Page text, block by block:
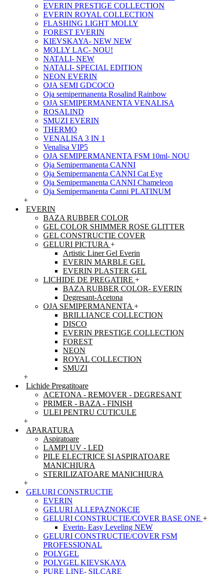
EVERIN PRESTIGE COLLECTION
EVERIN ROYAL COLLECTION
FLASHING LIGHT MOLLY
FOREST EVERIN
KIEVSKAYA- NEW NEW
MOLLY LAC- NOU!
NATALI- NEW
NATALI- SPECIAL EDITION
NEON EVERIN
OJA SEMI GDCOCO
Oja semipermanenta Rosalind Rainbow
OJA SEMIPERMANENTA VENALISA
ROSALIND
SMUZI EVERIN
THERMO
VENALISA 3 IN 1
Venalisa VIP5
OJA SEMIPERMANENTA FSM 10ml- NOU
Oja Semipermanenta CANNI
Oja Semipermanenta CANNI Cat Eye
Oja Semipermanenta CANNI Chameleon
Oja Semipermanenta Canni PLATINUM
+
EVERIN
BAZA RUBBER COLOR
GEL COLOR SHIMMER ROSE GLITTER
GEL CONSTRUCTIE COVER
GELURI PICTURA +
Artistic Liner Gel Everin
EVERIN MARBLE GEL
EVERIN PLASTER GEL
LICHIDE DE PREGATIRE +
BAZA RUBBER COLOR- EVERIN
Degresant-Acetona
OJA SEMIPERMANENTA +
BRILLIANCE COLLECTION
DISCO
EVERIN PRESTIGE COLLECTION
FOREST
NEON
ROYAL COLLECTION
SMUZI
+
Lichide Pregatitoare
ACETONA - REMOVER - DEGRESANT
PRIMER - BAZA - FINISH
ULEI PENTRU CUTICULE
+
APARATURA
Aspiratoare
LAMPI UV - LED
PILE ELECTRICE SI ASPIRATOARE
MANICHIURA
STERILIZATOARE MANICHIURA
+
GELURI CONSTRUCTIE
EVERIN
GELURI ALLEPAZNOKCIE
GELURI CONSTRUCTIE/COVER BASE ONE +
Everin- Easy Leveling NEW
GELURI CONSTRUCTIE/COVER FSM
PROFESSIONAL
POLYGEL
POLYGEL KIEVSKAYA
PURE LINE- SILCARE